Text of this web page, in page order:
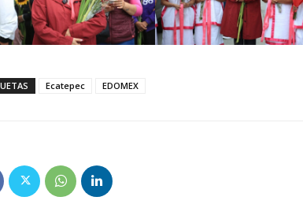
Ecatepec EDOMEX